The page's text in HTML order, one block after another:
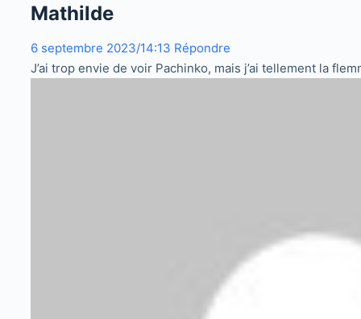
Mathilde
6 septembre 2023/14:13 Répondre
J’ai trop envie de voir Pachinko, mais j’ai tellement la